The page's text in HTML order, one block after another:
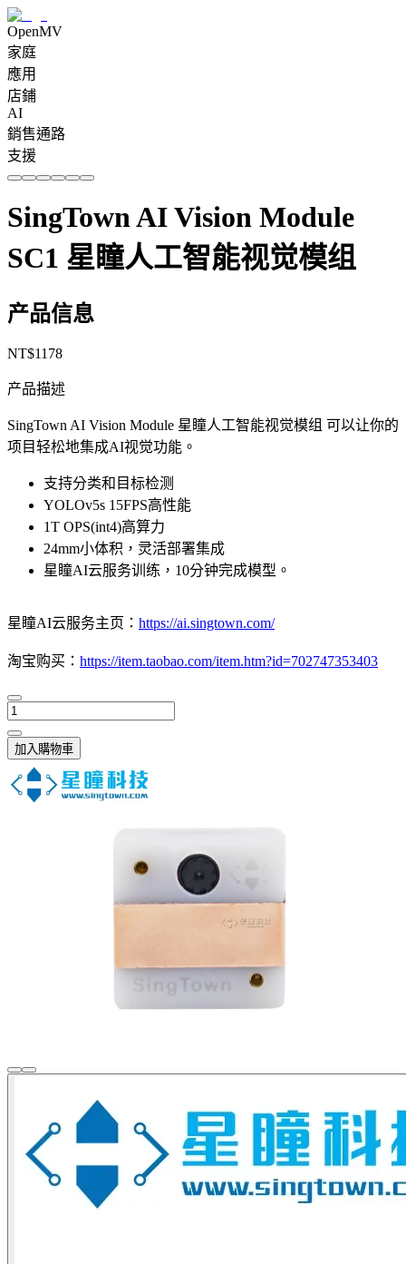
OpenMV
家庭
應用
店鋪
AI
銷售通路
支援
SingTown AI Vision Module
SC1 星瞳人工智能视觉模组
产品信息
NT$1178
产品描述
SingTown AI Vision Module 星瞳人工智能视觉模组 可以让你的
项目轻松地集成AI视觉功能。
支持分类和目标检测
YOLOv5s 15FPS高性能
1T OPS(int4)高算力
24mm小体积，灵活部署集成
星瞳AI云服务训练，10分钟完成模型。
星瞳AI云服务主页： https://ai.singtown.com/
淘宝购买： https://item.taobao.com/item.htm?id=702747353403
加入購物車